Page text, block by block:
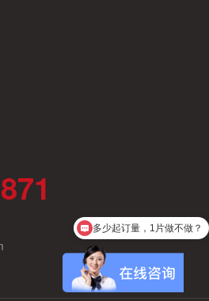
多少起订量，1片做不做？